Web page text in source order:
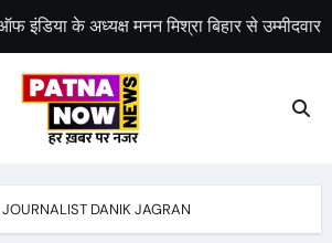
इंडिया के अध्यक्ष मनन मिश्रा बिहार से उम्मीदवार
बंद, राजद का बंद को समर्थन
DANIK JAGRAN